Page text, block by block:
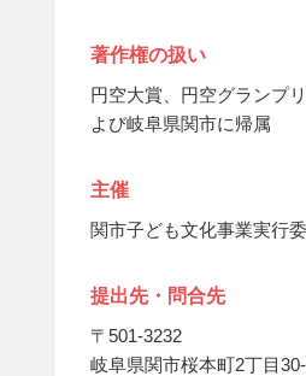
著作権の扱い
円空大賞、円空グランプ
よび岐阜県関市に帰属
主催
関市子ども文化事業実行
提出先・問合先
〒501-3232
岐阜県関市桜本町2丁目